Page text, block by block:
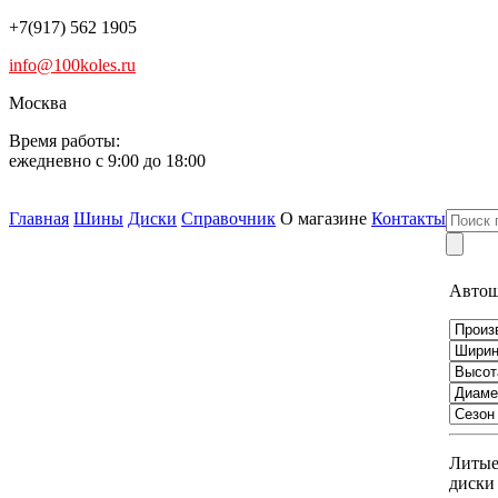
+7(917) 562 1905
info@100koles.ru
Москва
Время работы:
ежедневно с 9:00 до 18:00
Главная Шины Диски Справочник О магазине Контакты
Литые
диски